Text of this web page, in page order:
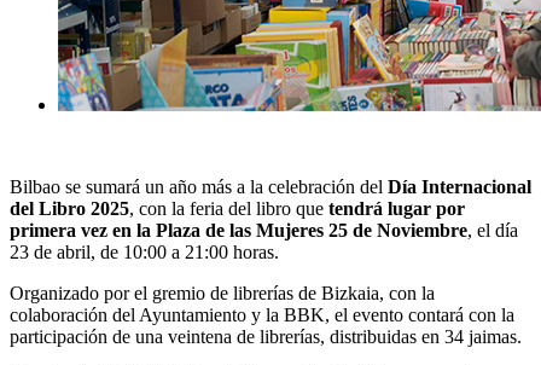
Bilbao se sumará un año más a la celebración del Día Internacional
del Libro 2025, con la feria del libro que tendrá lugar por
primera vez en la Plaza de las Mujeres 25 de Noviembre, el día
23 de abril, de 10:00 a 21:00 horas.
Organizado por el gremio de librerías de Bizkaia, con la
colaboración del Ayuntamiento y la BBK, el evento contará con la
participación de una veintena de librerías, distribuidas en 34 jaimas.